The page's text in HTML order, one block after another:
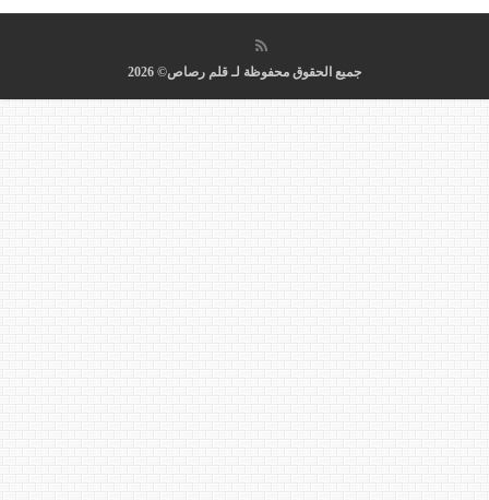
جميع الحقوق محفوظة لـ قلم رصاص© 2026